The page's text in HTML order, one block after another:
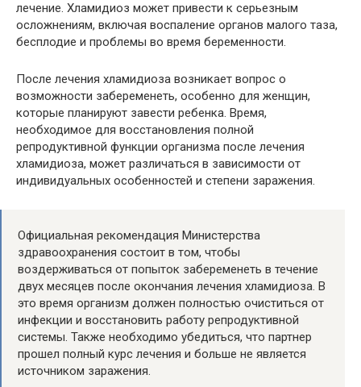
лечение. Хламидиоз может привести к серьезным
осложнениям, включая воспаление органов малого таза,
бесплодие и проблемы во время беременности.
После лечения хламидиоза возникает вопрос о
возможности забеременеть, особенно для женщин,
которые планируют завести ребенка. Время,
необходимое для восстановления полной
репродуктивной функции организма после лечения
хламидиоза, может различаться в зависимости от
индивидуальных особенностей и степени заражения.
Официальная рекомендация Министерства
здравоохранения состоит в том, чтобы
воздерживаться от попыток забеременеть в течение
двух месяцев после окончания лечения хламидиоза. В
это время организм должен полностью очиститься от
инфекции и восстановить работу репродуктивной
системы. Также необходимо убедиться, что партнер
прошел полный курс лечения и больше не является
источником заражения.